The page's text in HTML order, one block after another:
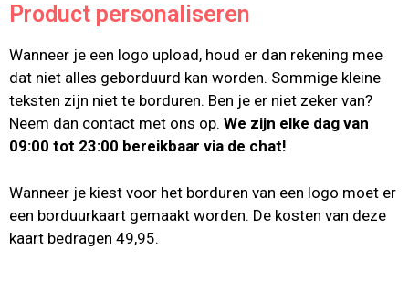
Product personaliseren
Wanneer je een logo upload, houd er dan rekening mee
dat niet alles geborduurd kan worden. Sommige kleine
teksten zijn niet te borduren. Ben je er niet zeker van?
Neem dan contact met ons op. We zijn elke dag van
09:00 tot 23:00 bereikbaar via de chat!
Wanneer je kiest voor het borduren van een logo moet er
een borduurkaart gemaakt worden. De kosten van deze
kaart bedragen 49,95.